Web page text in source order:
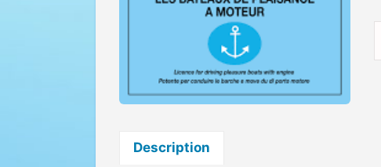
Description